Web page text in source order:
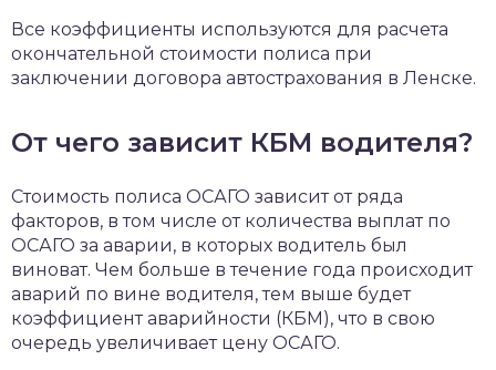
Все коэффициенты используются для расчета
окончательной стоимости полиса при
заключении договора автострахования в Ленске.
От чего зависит КБМ водителя?
Стоимость полиса ОСАГО зависит от ряда
факторов, в том числе от количества выплат по
ОСАГО за аварии, в которых водитель был
виноват. Чем больше в течение года происходит
аварий по вине водителя, тем выше будет
коэффициент аварийности (КБМ), что в свою
очередь увеличивает цену ОСАГО.